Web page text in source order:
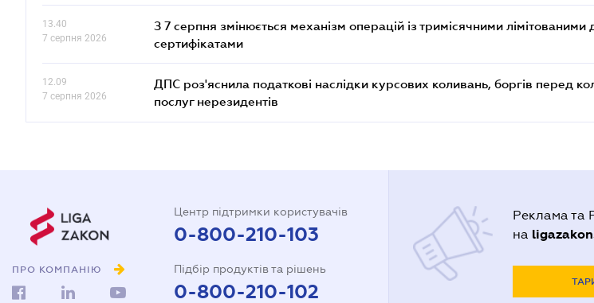
13.40
7 серпня 2026
З 7 серпня змінюється механізм операцій із тримісячними лімітованими
сертифікатами
12.09
7 серпня 2026
ДПС роз'яснила податкові наслідки курсових коливань, боргів перед
послуг нерезидентів
ПРО КОМПАНІЮ
Центр підтримки користувачів
0-800-210-103
Підбір продуктів та рішень
0-800-210-102
Реклама та
на